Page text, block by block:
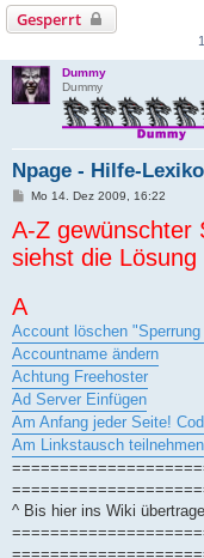
Gesperrt
Dummy
Dummy
Npage - Hilfe-
B
t
r
a
Mo 14. Dez 2009, 16:22
A-Z gewünschter
siehst die Lösung
A
Account löschen "Sperrung
Accountname ändern
Achtung Freehoster
Ad Server Einfügen
Am Anfang jeder Seite!
Am Linkstausch teilnehmen
^ Bis hier ins Wiki